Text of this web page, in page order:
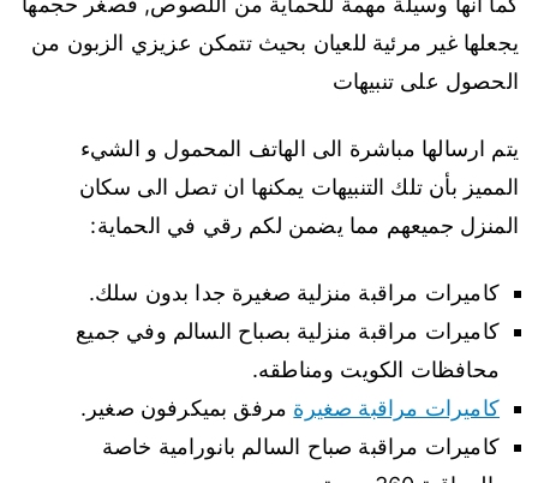
يجعلها غير مرئية للعيان بحيث تتمكن عزيزي الزبون من
الحصول على تنبيهات
يتم ارسالها مباشرة الى الهاتف المحمول و الشيء
المميز بأن تلك التنبيهات يمكنها ان تصل الى سكان
المنزل جميعهم مما يضمن لكم رقي في الحماية:
كاميرات مراقبة منزلية صغيرة جدا بدون سلك.
كاميرات مراقبة منزلية بصباح السالم وفي جميع
محافظات الكويت ومناطقه.
كاميرات مراقبة صغيرة مرفق بميكرفون صغير.
كاميرات مراقبة صباح السالم بانورامية خاصة